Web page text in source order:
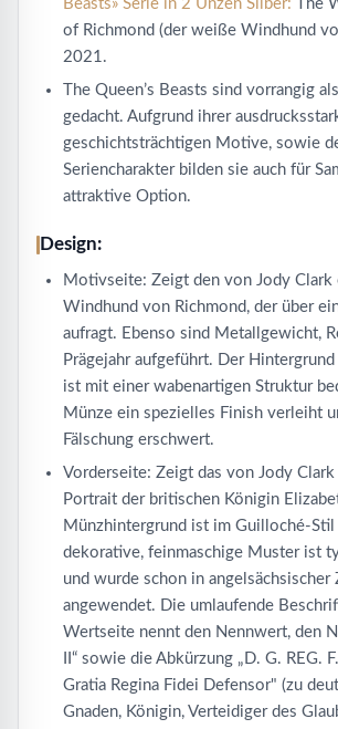
Beasts» Serie in 2 Unzen Silber:
The
of Richmond (der weiße Windhund
2021.
The Queen’s Beasts sind vorrangig
gedacht. Aufgrund ihrer
geschichtsträchtigen Motive, sowie
Seriencharakter bilden sie auch für
attraktive Option.
Design:
Motivseite: Zeigt den von Jody
Windhund von Richmond, der über
aufragt. Ebenso sind Metallgewicht,
Prägejahr aufgeführt. Der
ist mit einer wabenartigen Struktur
Münze ein spezielles Finish verleiht
Fälschung erschwert.
Vorderseite: Zeigt das von Jody
Portrait der britischen Königin
Münzhintergrund ist im Guilloché-Stil
dekorative, feinmaschige Muster ist
und wurde schon in angelsächsischer
angewendet. Die umlaufende
Wertseite nennt den Nennwert, den
II“ sowie die Abkürzung „D. G. REG.
Gratia Regina Fidei Defensor" (zu
Gnaden, Königin, Verteidiger des